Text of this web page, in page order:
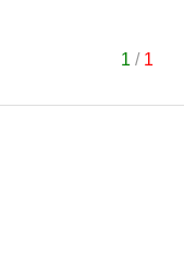
1 / 1